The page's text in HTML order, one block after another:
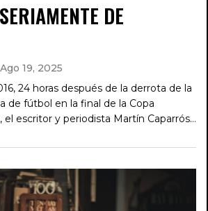
DE
Ago 19, 2025
24 horas después de la derrota de la
de fútbol en la final de la Copa
el escritor y periodista Martín Caparrós…